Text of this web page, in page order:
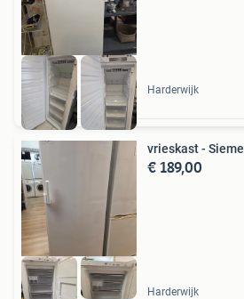
Harderwijk
vrieskast -
€ 189,00
Harderwijk